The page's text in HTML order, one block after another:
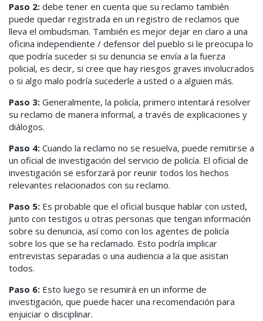
Paso 2: debe tener en cuenta que su reclamo también
puede quedar registrada en un registro de reclamos que
lleva el ombudsman. También es mejor dejar en claro a una
oficina independiente / defensor del pueblo si le preocupa lo
que podría suceder si su denuncia se envía a la fuerza
policial, es decir, si cree que hay riesgos graves involucrados
o si algo malo podría sucederle a usted o a alguien más.
Paso 3: Generalmente, la policía, primero intentará resolver
su reclamo de manera informal, a través de explicaciones y
diálogos.
Paso 4: Cuando la reclamo no se resuelva, puede remitirse a
un oficial de investigación del servicio de policía. El oficial de
investigación se esforzará por reunir todos los hechos
relevantes relacionados con su reclamo.
Paso 5: Es probable que el oficial busque hablar con usted,
junto con testigos u otras personas que tengan información
sobre su denuncia, así como con los agentes de policía
sobre los que se ha reclamado. Esto podría implicar
entrevistas separadas o una audiencia a la que asistan
todos.
Paso 6: Esto luego se resumirá en un informe de
investigación, que puede hacer una recomendación para
enjuiciar o disciplinar.